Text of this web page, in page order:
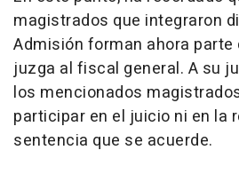
magistrados que integraron
Admisión forman ahora parte
juzga al fiscal general. A su
los mencionados
participar en el juicio ni en la
sentencia que se acuerde.